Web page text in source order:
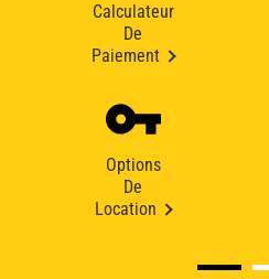
Calculateur
De
Paiement
Options
De
Location